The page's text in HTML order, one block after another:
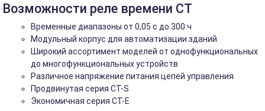
Возможности реле времени CT
Временные диапазоны от 0,05 с до 300 ч
Модульный корпус для автоматизации зданий
Широкий ассортимент моделей от однофункциональных
до многофункциональных устройств
Различное напряжение питания цепей управления
Продвинутая серия CT-S
Экономичная серия CT-E